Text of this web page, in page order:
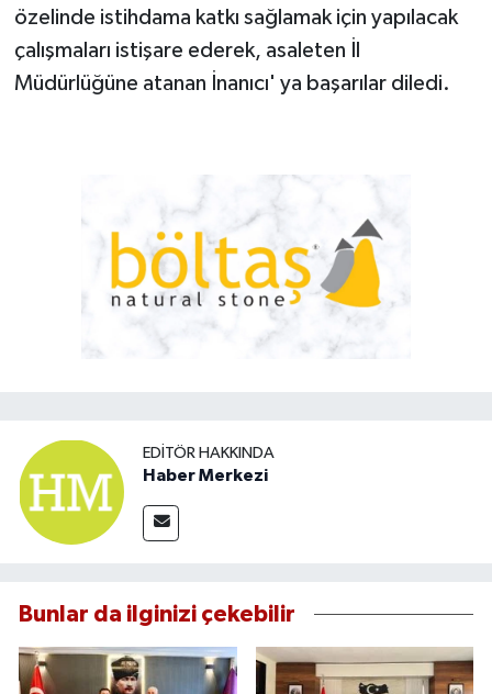
özelinde istihdama katkı sağlamak için yapılacak
çalışmaları istişare ederek, asaleten İl
Müdürlüğüne atanan İnanıcı' ya başarılar diledi.
EDITÖR HAKKINDA
Haber Merkezi
Bunlar da ilginizi çekebilir